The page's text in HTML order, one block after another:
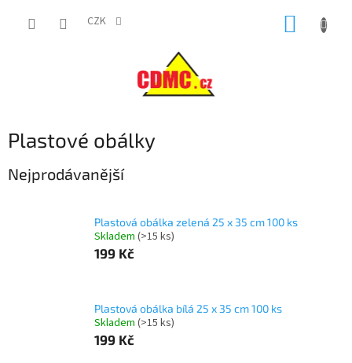
CZK
Plastové obálky
Nejprodávanější
Plastová obálka zelená 25 x 35 cm 100 ks
Skladem (>15 ks)
199 Kč
Plastová obálka bílá 25 x 35 cm 100 ks
Skladem (>15 ks)
199 Kč